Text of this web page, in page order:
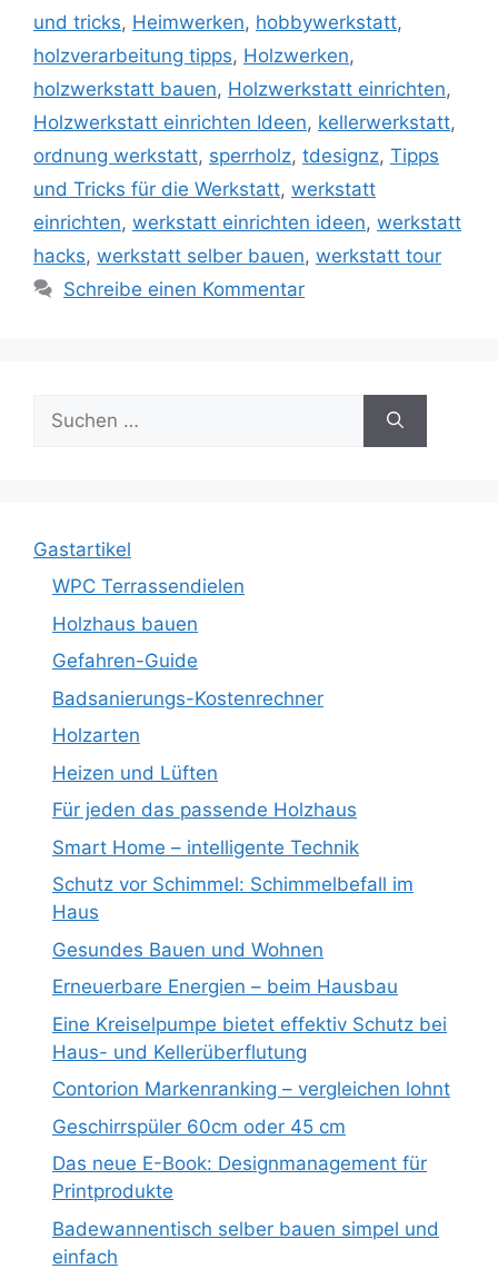
und tricks, Heimwerken, hobbywerkstatt,
holzverarbeitung tipps, Holzwerken,
holzwerkstatt bauen, Holzwerkstatt einrichten,
Holzwerkstatt einrichten Ideen, kellerwerkstatt,
ordnung werkstatt, sperrholz, tdesignz, Tipps
und Tricks für die Werkstatt, werkstatt
einrichten, werkstatt einrichten ideen, werkstatt
hacks, werkstatt selber bauen, werkstatt tour
Schreibe einen Kommentar
nach:
Gastartikel
WPC Terrassendielen
Holzhaus bauen
Gefahren-Guide
Badsanierungs-Kostenrechner
Holzarten
Heizen und Lüften
Für jeden das passende Holzhaus
Smart Home – intelligente Technik
Schutz vor Schimmel: Schimmelbefall im
Haus
Gesundes Bauen und Wohnen
Erneuerbare Energien – beim Hausbau
Eine Kreiselpumpe bietet effektiv Schutz bei
Haus- und Kellerüberflutung
Contorion Markenranking – vergleichen lohnt
Geschirrspüler 60cm oder 45 cm
Das neue E-Book: Designmanagement für
Printprodukte
Badewannentisch selber bauen simpel und
einfach